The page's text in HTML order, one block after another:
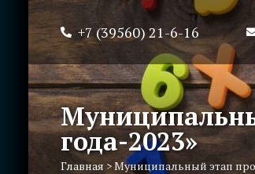
+7 (39560) 21-6-16
года-2023»
Главная >Муниципальный этап